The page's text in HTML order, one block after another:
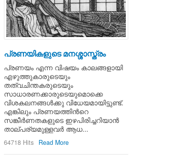
പ്രണയികളുടെ മനശ്ശാസ്ത്രം
പ്രണയം എന്ന വിഷയം കാലങ്ങളായി
എഴുത്തുകാരുടെയും
തത്വചിന്തകരുടെയും
സാധാരണക്കാരുടെയുമൊക്കെ
വിശകലനങ്ങള്‍ക്കു വിധേയമായിട്ടുണ്ട്.
എങ്കിലും പ്രണയത്തിന്‍റെ
സങ്കീര്‍ണതകളുടെ ഇഴപിരിച്ചറിയാന്‍
താല്പര്യമുള്ളവര്‍ ആധ...
64718 Hits Read More